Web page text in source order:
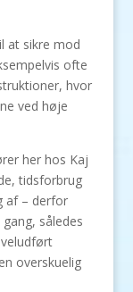
at sikre mod
ofte
hvor
ved høje
her hos Kaj
tidsforbrug
af – derfor
således
overskuelig